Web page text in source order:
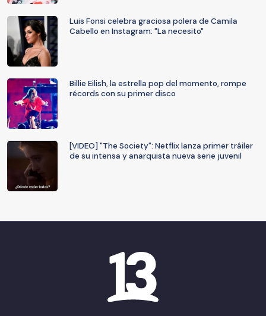
Luis Fonsi celebra graciosa polera de Camila
Cabello en Instagram: "La necesito"
Billie Eilish, la estrella pop del momento, rompe
récords con su primer disco
[VIDEO] "The Society": Netflix lanza primer tráiler
de su intensa y anarquista nueva serie juvenil